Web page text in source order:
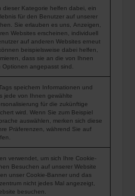
dieser Kategorie helfen dabei, ein
für den Benutzer auf unserer
Sie erlauben es uns, Anzeigen,
Websites erscheinen, individuell
auf anderen Websites erneut
beispielsweise dabei helfen,
dass sie an die von Ihnen
angepasst sind.
speichern Informationen und
jede von Ihnen gewählte
für die zukünftige
wird. Wenn Sie zum Beispiel
auswählen, merken sich diese
Präferenzen, während Sie auf
verwendet, um sich Ihre Cookie-
Besuchen auf unserer Website
unser Cookie-Banner und das
nicht jedes Mal angezeigt,
besuchen.